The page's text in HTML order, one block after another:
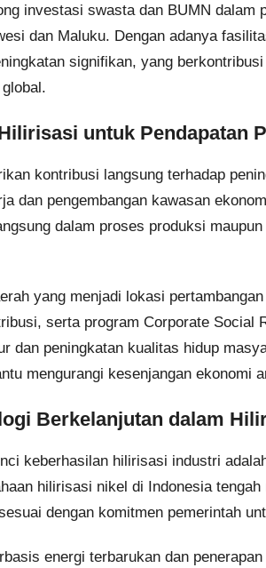
investasi swasta dan BUMN dalam
dan Maluku. Dengan adanya
signifikan, yang
untuk Pendapatan
kontribusi langsung terhadap
dan pengembangan kawasan
dalam proses produksi
yang menjadi lokasi
serta program Corporate Social
dan peningkatan kualitas hidup
mengurangi kesenjangan ekonomi
Berkelanjutan dalam
keberhasilan hilirisasi industri
hilirisasi nikel di Indonesia
dengan komitmen pemerintah
energi terbarukan dan